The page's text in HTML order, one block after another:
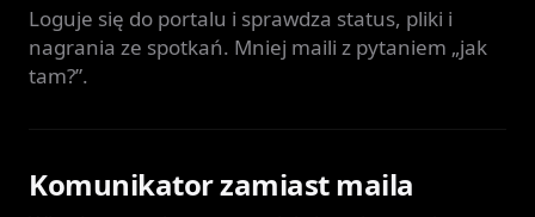
Loguje się do portalu i sprawdza status, pliki i
nagrania ze spotkań. Mniej maili z pytaniem „jak
tam?”.
Komunikator zamiast maila